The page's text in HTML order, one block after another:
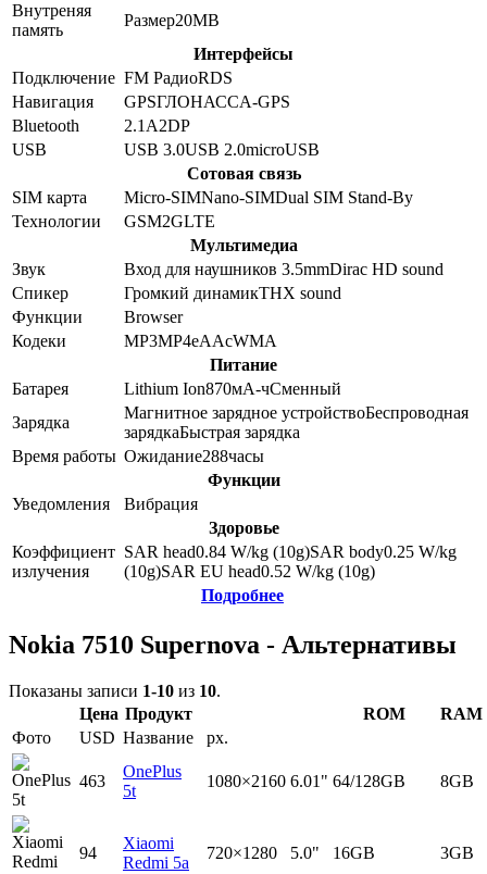
Внутреняя
память
Размер20MB
Интерфейсы
Подключение FM РадиоRDS
Навигация
GPSГЛОНАССA-GPS
Bluetooth
2.1A2DP
USB
USB 3.0USB 2.0microUSB
Сотовая связь
SIM карта
Micro-SIMNano-SIMDual SIM Stand-By
Технологии
GSM2GLTE
Мультимедиа
Звук
Вход для наушников 3.5mmDirac HD sound
Спикер
Громкий динамикTHX sound
Функции
Browser
Кодеки
MP3MP4eAAcWMA
Питание
Батарея
Lithium Ion870мА-чСменный
Зарядка
Магнитное зарядное устройствоБеспроводная
зарядкаБыстрая зарядка
Время работы Ожидание288часы
Функции
Уведомления
Вибрация
Здоровье
Коэффициент
излучения
SAR head0.84 W/kg (10g)SAR body0.25 W/kg
(10g)SAR EU head0.52 W/kg (10g)
Подробнее
Nokia 7510 Supernova - Альтернативы
Показаны записи 1-10 из 10.
Цена Продукт ROM
RAM
Фото
USD Название px.
463
OnePlus
5t
1080×2160 6.01" 64/128GB 8GB
94
Xiaomi
Redmi 5a
720×1280 5.0" 16GB 3GB